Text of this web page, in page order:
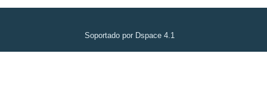
Soportado por Dspace 4.1